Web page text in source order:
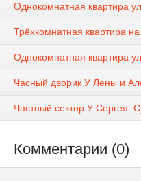
Однокомнатная квартира
Трёхкомнатная квартира
Однокомнатная квартира
Часный дворик У Лены и
Частный сектор У Сергея.
Комментарии (0)